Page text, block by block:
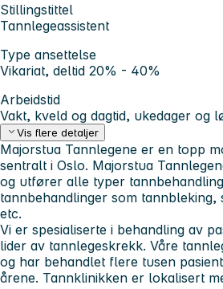
Stillingstittel
Tannlegeassistent
Type ansettelse
Vikariat, deltid 20% - 40%
Arbeidstid
Vakt, kveld og dagtid, ukedager og
Vis flere detaljer
Majorstua Tannlegene er en topp
sentralt i Oslo. Majorstua
og utfører alle typer
tannbehandlinger som tannbleking,
etc.
Vi er spesialiserte i behandling av
lider av tannlegeskrekk. Våre
og har behandlet flere tusen
årene. Tannklinikken er lokalisert